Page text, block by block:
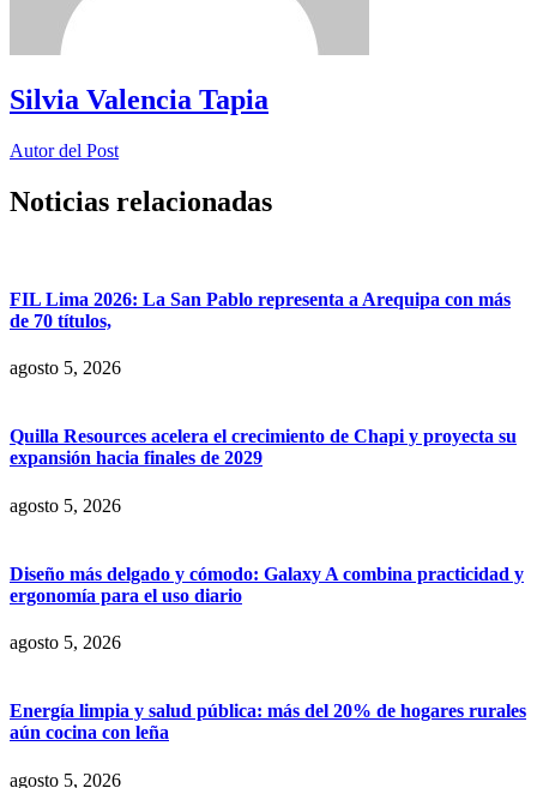
Silvia Valencia Tapia
Autor del Post
Noticias relacionadas
FIL Lima 2026: La San Pablo representa a Arequipa con más
de 70 títulos,
agosto 5, 2026
Quilla Resources acelera el crecimiento de Chapi y proyecta su
expansión hacia finales de 2029
agosto 5, 2026
Diseño más delgado y cómodo: Galaxy A combina practicidad y
ergonomía para el uso diario
agosto 5, 2026
Energía limpia y salud pública: más del 20% de hogares rurales
aún cocina con leña
agosto 5, 2026